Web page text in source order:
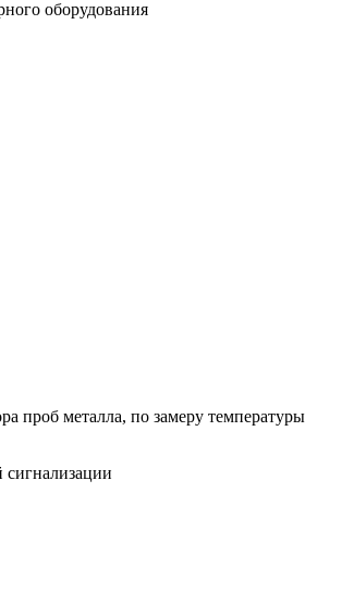
оборудования
проб металла, по замеру температуры
сигнализации